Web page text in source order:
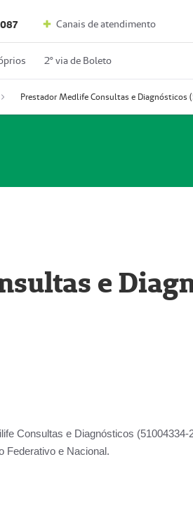
Canais de atendimento
2º via de Boleto
e
Consultas e Diagnósticos (51004334-
Federativo e Nacional.